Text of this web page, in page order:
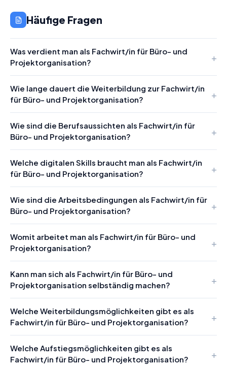
Häufige Fragen
Was verdient man als Fachwirt/in für Büro- und
Projektorganisation?
Wie lange dauert die Weiterbildung zur Fachwirt/in
für Büro- und Projektorganisation?
Wie sind die Berufsaussichten als Fachwirt/in für
Büro- und Projektorganisation?
Welche digitalen Skills braucht man als Fachwirt/in
für Büro- und Projektorganisation?
Wie sind die Arbeitsbedingungen als Fachwirt/in für
Büro- und Projektorganisation?
Womit arbeitet man als Fachwirt/in für Büro- und
Projektorganisation?
Kann man sich als Fachwirt/in für Büro- und
Projektorganisation selbständig machen?
Welche Weiterbildungsmöglichkeiten gibt es als
Fachwirt/in für Büro- und Projektorganisation?
Welche Aufstiegsmöglichkeiten gibt es als
Fachwirt/in für Büro- und Projektorganisation?